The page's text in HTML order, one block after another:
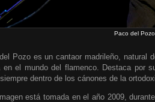
Paco del
Pozo es un cantaor madrileño, natural
en el mundo del flamenco. Destaca por
dentro de los cánones de la
está tomada en el año 2009,